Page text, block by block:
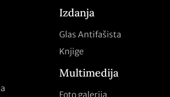
Izdanja
Glas Antifašista
Knjige
Multimedija